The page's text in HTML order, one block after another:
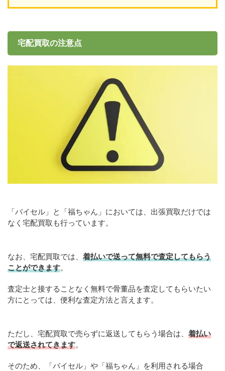
宅配買取の注意点
「バイセル」と「福ちゃん」においては、出張買取だけでは
なく宅配買取も行っています。
なお、宅配買取では、 着払いで送って無料で査定してもらう
ことができます。
査定士と接することなく無料で骨董品を査定してもらいたい
方にとっては、便利な査定方法と言えます。
ただし、宅配買取で売らずに返送してもらう場合は、 着払い
で返送されてきます。
そのため、「バイセル」や「福ちゃん」を利用される場合